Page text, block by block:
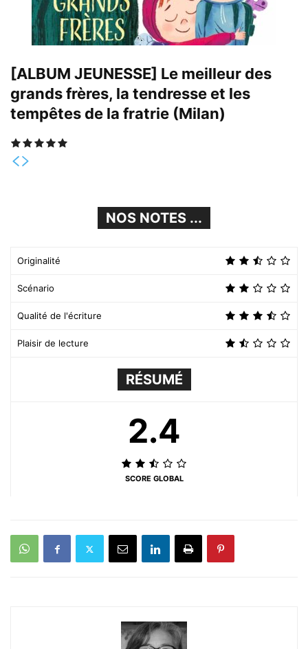
[ALBUM JEUNESSE] Le meilleur des
grands frères, la tendresse et les
tempêtes de la fratrie (Milan)
NOS NOTES ...
Originalité
Scénario
Qualité de l'écriture
Plaisir de lecture
RÉSUMÉ
2.4
SCORE GLOBAL